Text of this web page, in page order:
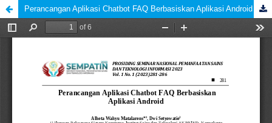
Perancangan Aplikasi Chatbot FAQ Berbasiskan Aplikasi Android